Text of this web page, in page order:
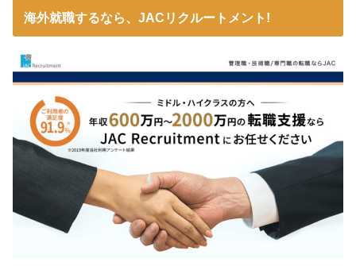
海外就職するなら、JACリクルートメント!